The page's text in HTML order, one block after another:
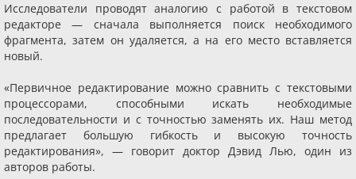
Исследователи проводят аналогию с работой в текстовом
редакторе — сначала выполняется поиск необходимого
фрагмента, затем он удаляется, а на его место вставляется
новый.
«Первичное редактирование можно сравнить с текстовыми
процессорами, способными искать необходимые
последовательности и с точностью заменять их. Наш метод
предлагает большую гибкость и высокую точность
редактирования», — говорит доктор Дэвид Лью, один из
авторов работы.